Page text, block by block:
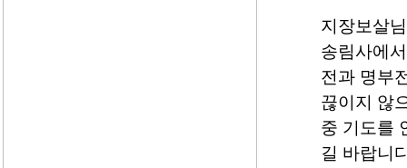
지장보살
송림사에
전과 명부
끊이지 않
중 기도를
길 바랍니